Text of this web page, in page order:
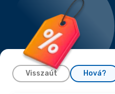
Visszaút Hová?